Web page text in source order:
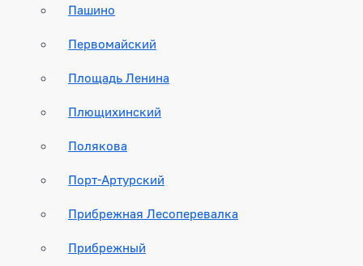
Пашино
Первомайский
Площадь Ленина
Плющихинский
Полякова
Порт-Артурский
Прибрежная Лесоперевалка
Прибрежный